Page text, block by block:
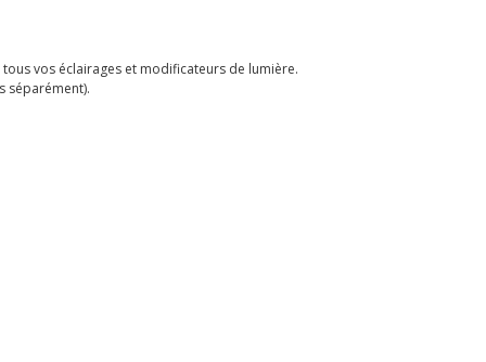
vos éclairages et modificateurs de lumière.
séparément).